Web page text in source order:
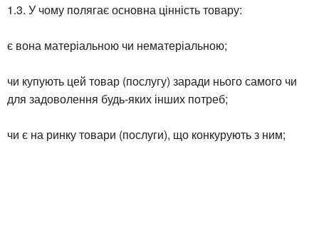
1.3. У чому полягає основна цінність товару:
є вона матеріальною чи нематеріальною;
чи купують цей товар (послугу) заради нього самого чи
для задоволення будь-яких інших потреб;
чи є на ринку товари (послуги), що конкурують з ним;